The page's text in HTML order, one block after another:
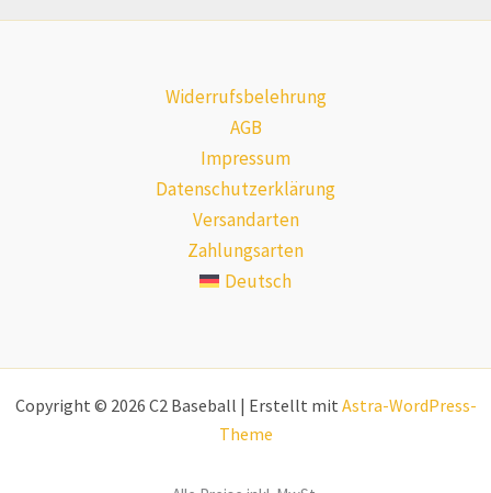
Widerrufsbelehrung
AGB
Impressum
Datenschutzerklärung
Versandarten
Zahlungsarten
Deutsch
Copyright © 2026 C2 Baseball | Erstellt mit Astra-WordPress-
Theme